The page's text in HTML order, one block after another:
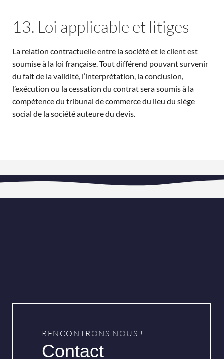
13. Loi applicable et litiges
La relation contractuelle entre la société et le client est
soumise à la loi française. Tout différend pouvant survenir
du fait de la validité, l’interprétation, la conclusion,
l’exécution ou la cessation du contrat sera soumis à la
compétence du tribunal de commerce du lieu du siège
social de la société auteure du devis.
RENCONTRONS NOUS !
Contact